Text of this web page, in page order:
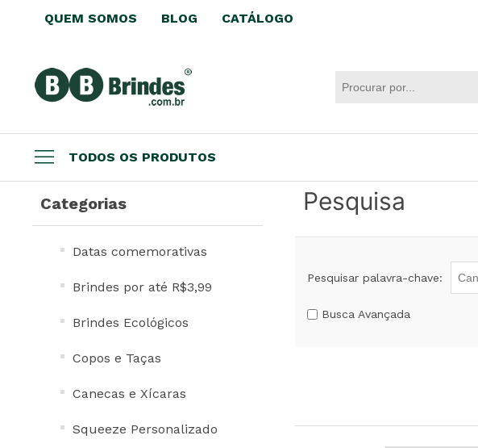
QUEM SOMOS BLOG CATÁLOGO
TODOS OS PRODUTOS
Datas comemorativas
Brindes Ecológicos
Canecas e Xícaras
Squeeze Personalizado
Infantil
To go e Viagem
Categorias
Datas comemorativas
Brindes por até R$3,99
Brindes Ecológicos
Copos e Taças
Canecas e Xícaras
Squeeze Personalizado
Pesquisa
Pesquisar palavra-chave:
Busca Avançada